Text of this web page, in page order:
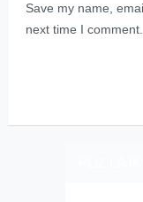
Save my name,
next time I comment.